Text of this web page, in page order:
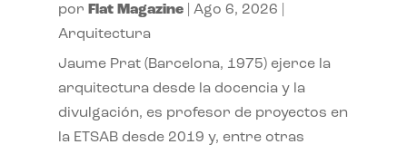
por Flat Magazine| Ago 6, 2026
Arquitectura
Jaume Prat (Barcelona, 1975) ejerce la
arquitectura desde la docencia y la
divulgación, es profesor de proyectos en
la ETSAB desde 2019 y, entre otras